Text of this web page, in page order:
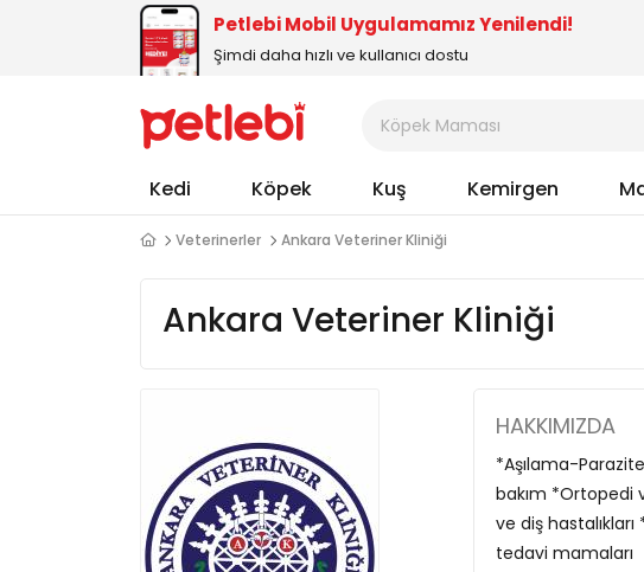
Petlebi Mobil Uygulamamız Yenilendi!
Şimdi daha hızlı ve kullanıcı dostu
Kedi Köpek Kuş Kemirgen
Veterinerler Ankara Veteriner Kliniği
Ankara Veteriner Kliniği
HAKKIMIZDA
*Aşılama-
bakım *Ortopedi
ve diş
tedavi mamaları